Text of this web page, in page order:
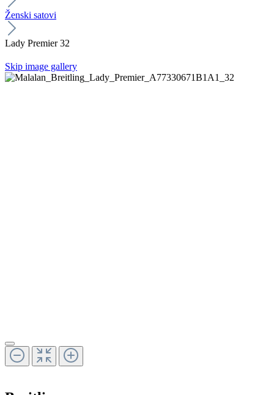
Ženski satovi
Lady Premier 32
Skip image gallery